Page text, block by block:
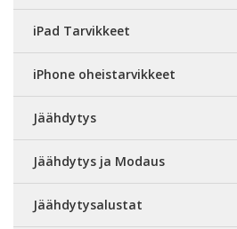
iPad Tarvikkeet
iPhone oheistarvikkeet
Jäähdytys
Jäähdytys ja Modaus
Jäähdytysalustat